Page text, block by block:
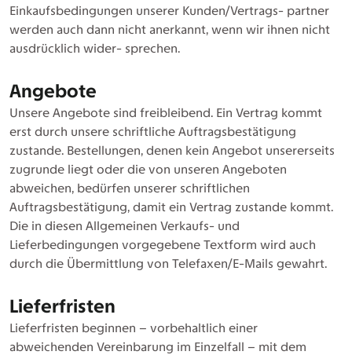
Einkaufsbedingungen unserer Kunden/Vertrags- partner
werden auch dann nicht anerkannt, wenn wir ihnen nicht
ausdrücklich wider- sprechen.
Angebote
Unsere Angebote sind freibleibend. Ein Vertrag kommt
erst durch unsere schriftliche Auftragsbestätigung
zustande. Bestellungen, denen kein Angebot unsererseits
zugrunde liegt oder die von unseren Angeboten
abweichen, bedürfen unserer schriftlichen
Auftragsbestätigung, damit ein Vertrag zustande kommt.
Die in diesen Allgemeinen Verkaufs- und
Lieferbedingungen vorgegebene Textform wird auch
durch die Übermittlung von Telefaxen/E-Mails gewahrt.
Lieferfristen
Lieferfristen beginnen – vorbehaltlich einer
abweichenden Vereinbarung im Einzelfall – mit dem